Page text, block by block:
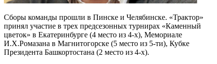
Сборы команды прошли в Пинске и Челябинске. «Трактор»
принял участие в трех предсезонных турнирах «Каменный
цветок» в Екатеринбурге (4 место из 4-х), Мемориале
И.Х.Ромазана в Магнитогорске (5 место из 5-ти), Кубке
Президента Башкортостана (2 место из 4-х).